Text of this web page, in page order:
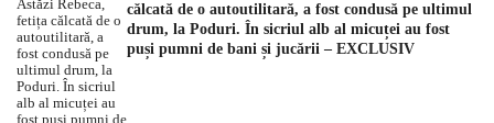
călcată de o autoutilitară, a fost condusă pe ultimul
drum, la Poduri. În sicriul alb al micuței au fost
puși pumni de bani și jucării – EXCLUSIV